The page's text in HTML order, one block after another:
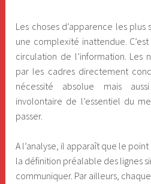
Les choses d’apparence les plus
une complexité inattendue.
circulation de l’information. Les
par les cadres directement
nécessité absolue mais
involontaire de l’essentiel du
passer.
A l’analyse, il apparaît que le
la définition préalable des lignes
communiquer. Par ailleurs,